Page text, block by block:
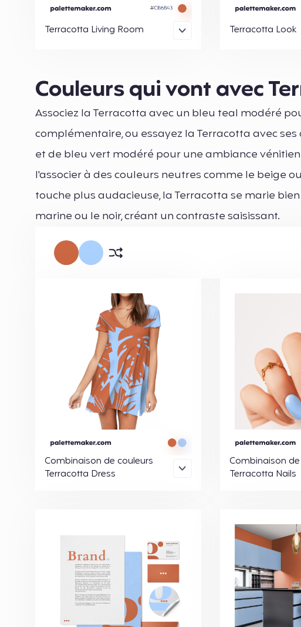
Terracotta Living Room Terracotta Look
Couleurs qui vont avec
Associez la Terracotta avec un bleu teal modéré
complémentaire, ou essayez la Terracotta avec
et de bleu vert modéré pour une ambiance
l'associer à des couleurs neutres comme le beige
touche plus audacieuse, la Terracotta se marie
marine ou le noir, créant un contraste saisissant.
Combinaison de couleurs
Terracotta Dress
Combinaison
Terracotta Nails